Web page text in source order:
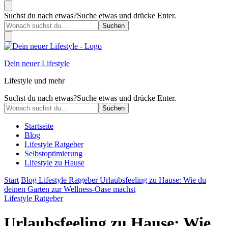
Suchst du nach etwas?Suche etwas und drücke Enter.
Dein neuer Lifestyle
Lifestyle und mehr
Suchst du nach etwas?Suche etwas und drücke Enter.
Startseite
Blog
Lifestyle Ratgeber
Selbstoptimierung
Lifestyle zu Hause
Start Blog Lifestyle RatgeberUrlaubsfeeling zu Hause: Wie du
deinen Garten zur Wellness-Oase machst
Lifestyle Ratgeber